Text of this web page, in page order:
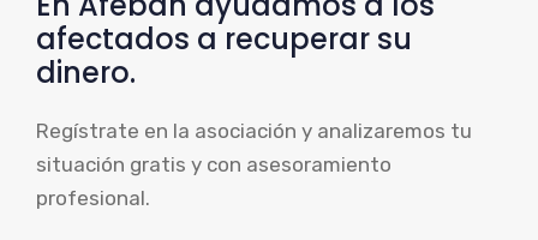
afectados a recuperar su
dinero.
Regístrate en la asociación y analizaremos tu
situación gratis y con asesoramiento
profesional.